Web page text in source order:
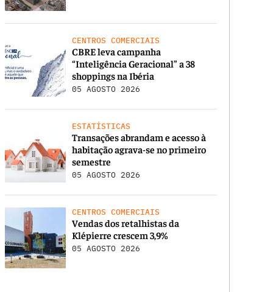
CENTROS COMERCIAIS
CBRE leva campanha
“Inteligência Geracional” a 38
shoppings na Ibéria
05 AGOSTO 2026
ESTATÍSTICAS
Transações abrandam e acesso à
habitação agrava-se no primeiro
semestre
05 AGOSTO 2026
CENTROS COMERCIAIS
Vendas dos retalhistas da
Klépierre crescem 3,9%
05 AGOSTO 2026